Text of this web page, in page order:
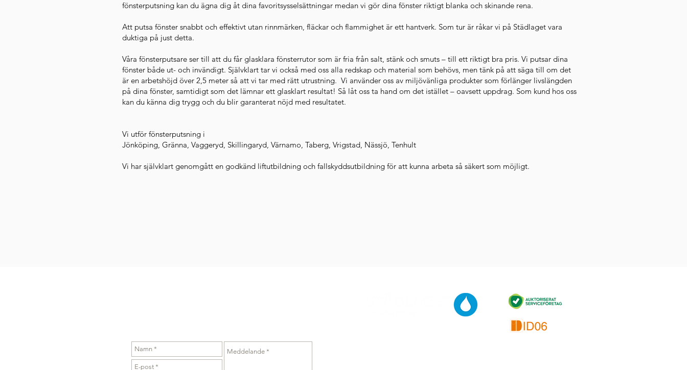
fönsterputsning kan du ägna dig åt dina favoritsysselsättningar medan vi gör dina fönster riktigt blanka och skinande rena.
Att putsa fönster snabbt och effektivt utan rinnmärken, fläckar och flammighet är ett hantverk. Som tur är råkar vi på Städlaget vara
duktiga på just detta.
Våra fönsterputsare ser till att du får glasklara fönsterrutor som är fria från salt, stänk och smuts – till ett riktigt bra pris. Vi putsar dina
fönster både ut- och invändigt. Självklart tar vi också med oss alla redskap och material som behövs, men tänk på att säga till om det
är en arbetshöjd över 2,5 meter så att vi tar med rätt utrustning. Vi använder oss av miljövänliga produkter som förlänger livslängden
på dina fönster, samtidigt som det lämnar ett glasklart resultat! Så låt oss ta hand om det istället – oavsett uppdrag. Som kund hos oss
kan du känna dig trygg och du blir garanterat nöjd med resultatet.
Vi utför fönsterputsning i
Jönköping, Gränna, Vaggeryd, Skillingaryd, Värnamo, Taberg, Vrigstad, Nässjö, Tenhult
Vi har självklart genomgått en godkänd liftutbildning och fallskyddsutbildning för att kunna arbeta så säkert som möjligt.